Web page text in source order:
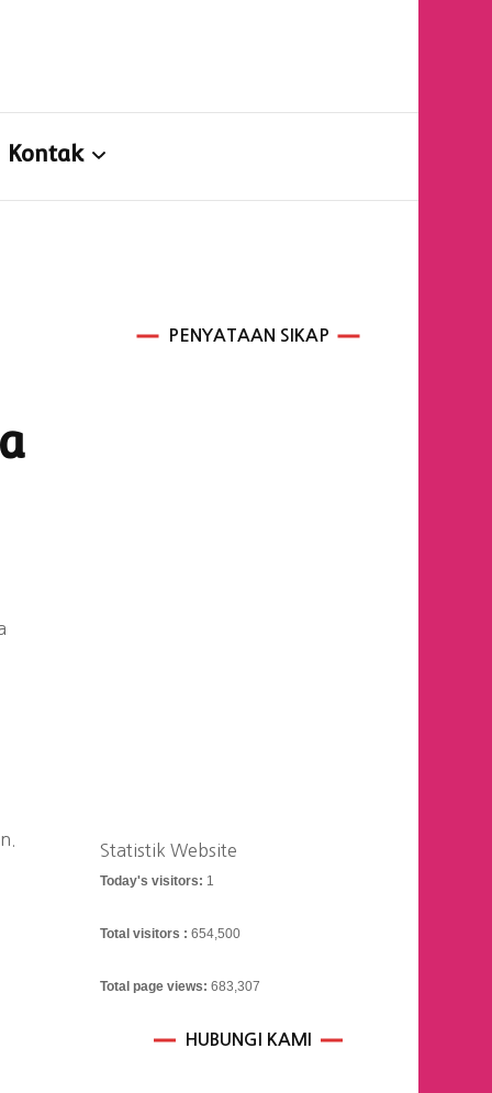
Kontak
PENYATAAN SIKAP
Statistik Website
Today's visitors: 1
Total visitors : 654,500
Total page views: 683,307
HUBUNGI KAMI